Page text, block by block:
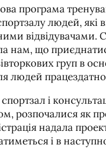
програма
людей, які
відвідувачами.
нам, що
груп в
людей
і
розпочалися як
надала
і в